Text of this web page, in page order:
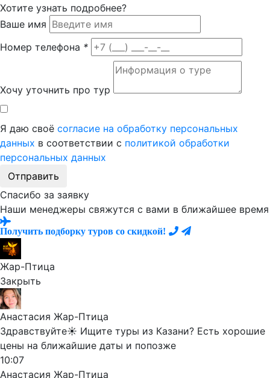
Хотите узнать подробнее?
Ваше имя
Номер телефона *
Хочу уточнить про тур
Я даю своё согласие на обработку персональных
данных в соответствии с политикой обработки
персональных данных
Отправить
Спасибо за заявку
Наши менеджеры свяжутся с вами в ближайшее время
Получить подборку туров со скидкой!
Жар-Птица
Закрыть
Анастасия Жар-Птица
Здравствуйте☀️ Ищите туры из Казани? Есть хорошие
цены на ближайшие даты и попозже
10:07
Анастасия Жар-Птица